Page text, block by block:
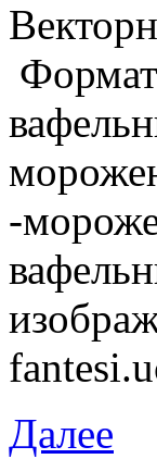
-
Далее